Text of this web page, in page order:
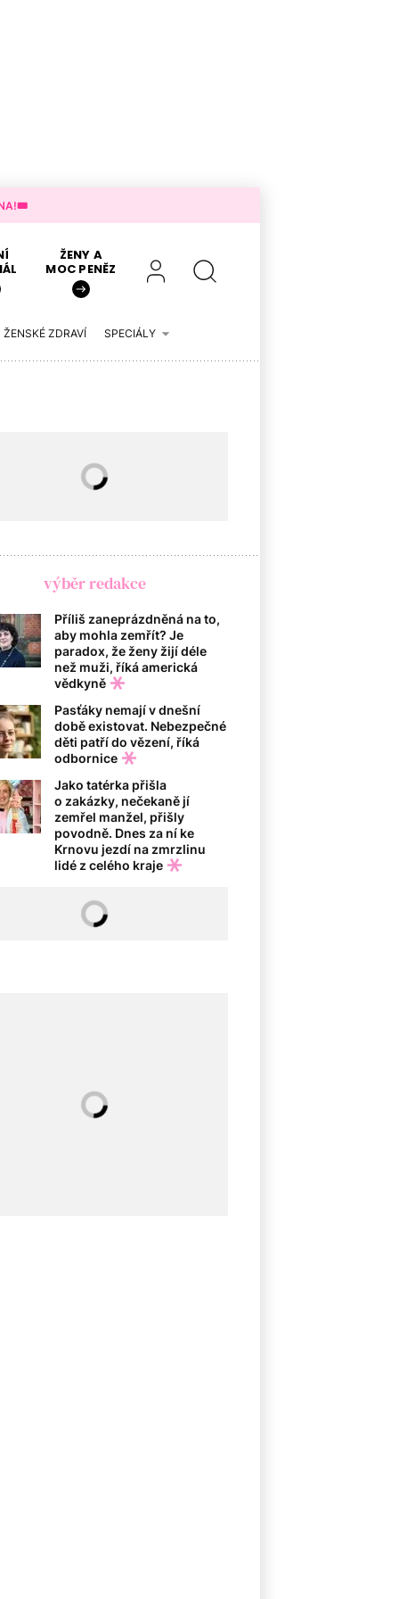
ŽENY A
MOC PENĚZ
ŽENSKÉ ZDRAVÍ SPECIÁLY
výběr redakce
Příliš zaneprázdněná na to,
aby mohla zemřít? Je
paradox, že ženy žijí déle
než muži, říká americká
vědkyně
Pasťáky nemají v dnešní
době existovat. Nebezpečné
děti patří do vězení, říká
odbornice
Jako tatérka přišla
o zakázky, nečekaně jí
zemřel manžel, přišly
povodně. Dnes za ní ke
Krnovu jezdí na zmrzlinu
lidé z celého kraje